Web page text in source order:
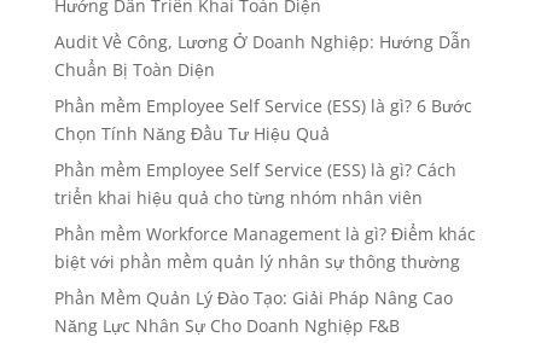
Hướng Dẫn Triển Khai Toàn Diện
Audit Về Công, Lương Ở Doanh Nghiệp: Hướng Dẫn
Chuẩn Bị Toàn Diện
Phần mềm Employee Self Service (ESS) là gì? 6 Bước
Chọn Tính Năng Đầu Tư Hiệu Quả
Phần mềm Employee Self Service (ESS) là gì? Cách
triển khai hiệu quả cho từng nhóm nhân viên
Phần mềm Workforce Management là gì? Điểm khác
biệt với phần mềm quản lý nhân sự thông thường
Phần Mềm Quản Lý Đào Tạo: Giải Pháp Nâng Cao
Năng Lực Nhân Sự Cho Doanh Nghiệp F&B